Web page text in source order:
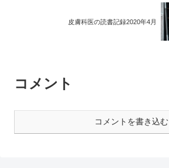
皮膚科医の読書記録2020年4月
コメント
コメントを書き込む